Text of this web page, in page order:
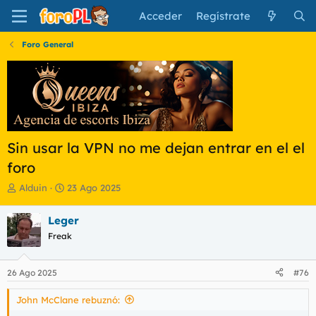
Acceder Regístrate
Foro General
Sin usar la VPN no me dejan entrar en el el
foro
I
i
c
i
a
d
o
r
d
Alduin
F
h
a
e
n
i
23 Ago 2025
Leger
Freak
26 Ago 2025 #76
John McClane rebuznó: